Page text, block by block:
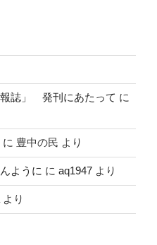
誌」 発刊にあたって に
に 豊中の民 より
ように に aq1947 より
より